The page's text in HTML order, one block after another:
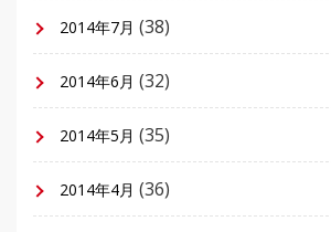
2014年7月 (38)
2014年6月 (32)
2014年5月 (35)
2014年4月 (36)